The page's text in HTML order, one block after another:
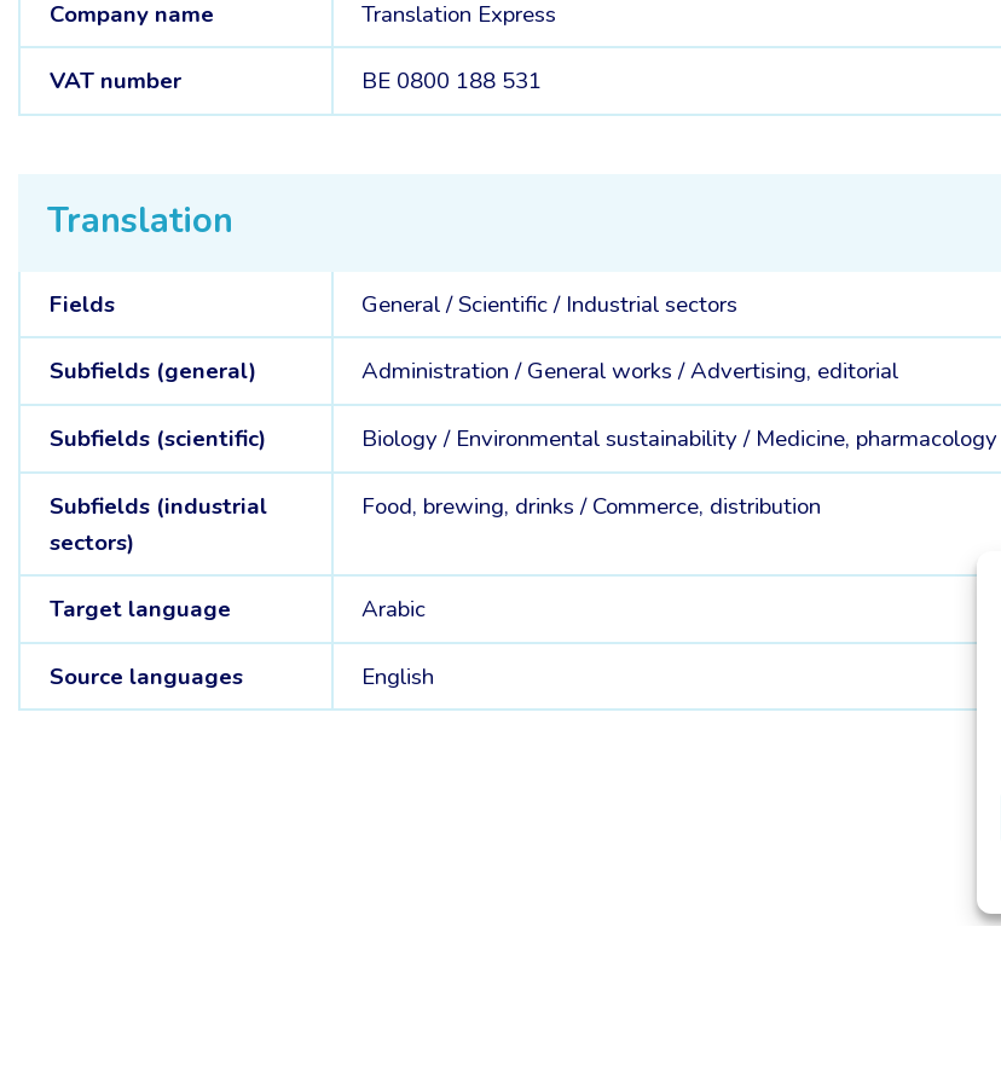
Company name Translation Express
VAT number BE 0800 188 531
Translation
Fields General /Scientific / Industrial sectors
Subfields (general) Administration /General works /Advertising, editorial
Subfields (scientific) Biology / Environmental sustainability / Medicine, pharmacology
Subfields (industrial
sectors)
Food, brewing, drinks /Commerce, distribution
Target language Arabic
Source languages English